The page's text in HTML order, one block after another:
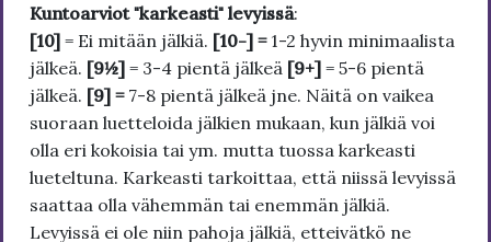
Kuntoarviot "karkeasti" levyissä:
[10] = Ei mitään jälkiä. [10-] = 1-2 hyvin minimaalista
jälkeä. [9½] = 3-4 pientä jälkeä [9+] = 5-6 pientä
jälkeä. [9] = 7-8 pientä jälkeä jne. Näitä on vaikea
suoraan luetteloida jälkien mukaan, kun jälkiä voi
olla eri kokoisia tai ym. mutta tuossa karkeasti
lueteltuna. Karkeasti tarkoittaa, että niissä levyissä
saattaa olla vähemmän tai enemmän jälkiä.
Levyissä ei ole niin pahoja jälkiä, etteivätkö ne